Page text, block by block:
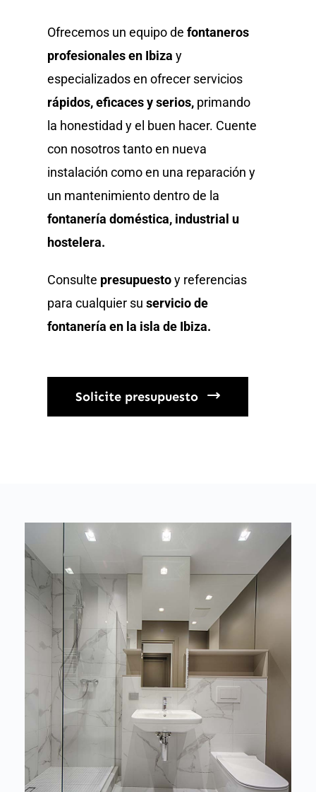
Ofrecemos un equipo defontaneros
profesionales en Ibiza y
especializados en ofrecer servicios
rápidos, eficaces y serios, primando
la honestidad y el buen hacer. Cuente
con nosotros tanto en nueva
instalación como en una reparación y
un mantenimiento dentro de la
fontanería doméstica, industrial u
hostelera.
Consulte presupuestoy referencias
para cualquier suservicio de
fontanería en la isla de Ibiza.
Solicite presupuesto